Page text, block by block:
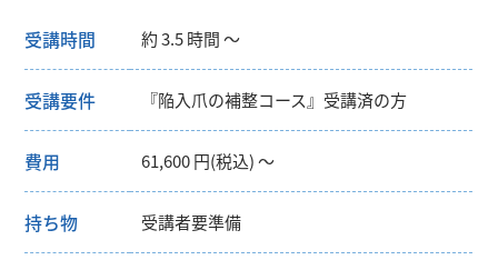
受講時間 約 3.5 時間 ～
受講要件 『陥入爪の補整コース』受講済の方
費用 61,600 円(税込) ～
持ち物 受講者要準備